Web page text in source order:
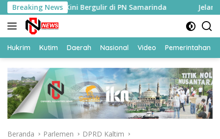
Langsung
ke
konten
Breaking News
Kini Bergulir di PN Samarinda Jelang HUT ke-
Hukrim Kutim Daerah Nasional Video Pemerintahan
Beranda Parlemen DPRD Kaltim